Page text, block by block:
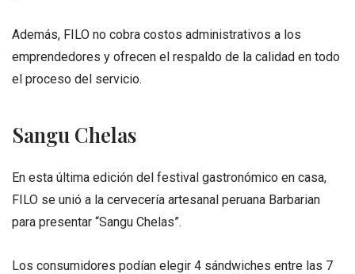
Además, FILO no cobra costos administrativos a los
emprendedores y ofrecen el respaldo de la calidad en todo
el proceso del servicio.
Sangu Chelas
En esta última edición del festival gastronómico en casa,
FILO se unió a la cervecería artesanal peruana Barbarian
para presentar “Sangu Chelas”.
Los consumidores podían elegir 4 sándwiches entre las 7